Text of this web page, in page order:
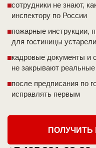
сотрудники не знают,
инспектору по России
пожарные инструкции,
для гостиницы устарели
кадровые документы и
не закрывают
после предписания по
исправлять первым
ПОЛУЧИТЬ